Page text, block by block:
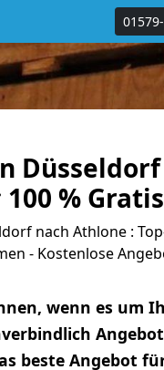
%
nach Athlone :
- Kostenlose
wenn es um
beste Angebot